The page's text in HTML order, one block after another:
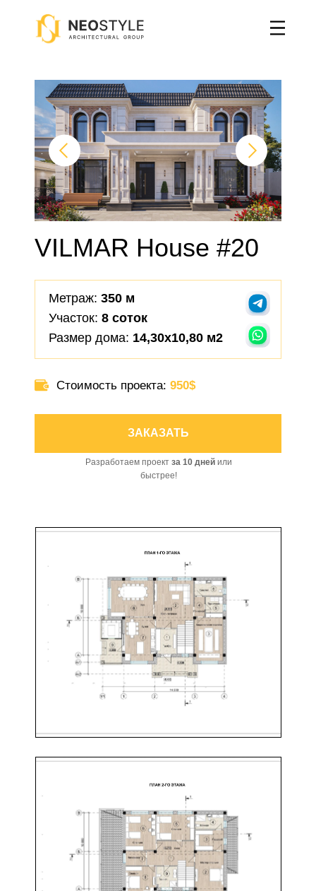
Главная →
VILMAR House #20
Метраж: 350 м
Участок: 8 соток
Размер дома: 14,30х10,80 м2
Разработаем проект за 10 днейили
быстрее!
ЗАКАЗАТЬ
Стоимость проекта: 950$